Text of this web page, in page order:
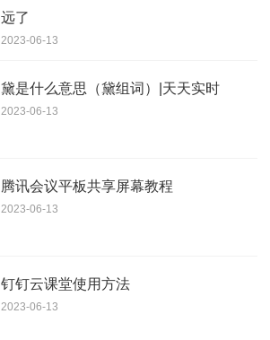
远了
2023-06-13
黛是什么意思（黛组词）|天天实时
2023-06-13
腾讯会议平板共享屏幕教程
2023-06-13
钉钉云课堂使用方法
2023-06-13